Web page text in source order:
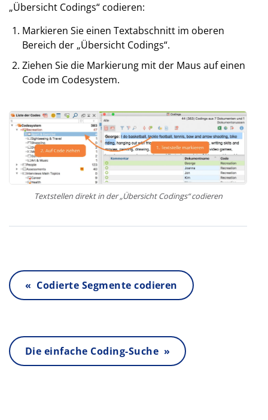
„Übersicht Codings“ codieren:
Markieren Sie einen Textabschnitt im oberen
Bereich der „Übersicht Codings“.
Ziehen Sie die Markierung mit der Maus auf einen
Code im Codesystem.
Textstellen direkt in der „Übersicht Codings“ codieren
« Codierte Segmente codieren
Die einfache Coding-Suche »